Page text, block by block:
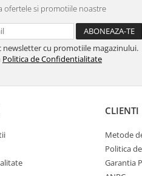
ofertele si promotiile noastre
newsletter cu promotiile magazinului.
Politica de Confidentialitate
CLIENTI
Metode
Politica
Garantia